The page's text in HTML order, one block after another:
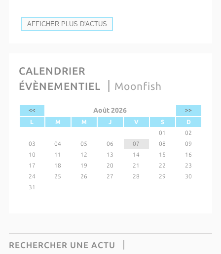
AFFICHER PLUS D'ACTUS
CALENDRIER
ÉVÈNEMENTIEL
Moonfish
<< Août 2026
>>
L
M M J V S
D
01
02
03
04 05 06 07 08
09
10
11 12 13 14 15
16
17
18 19 20 21 22
23
24
25 26 27 28 29
30
31
RECHERCHER UNE ACTU